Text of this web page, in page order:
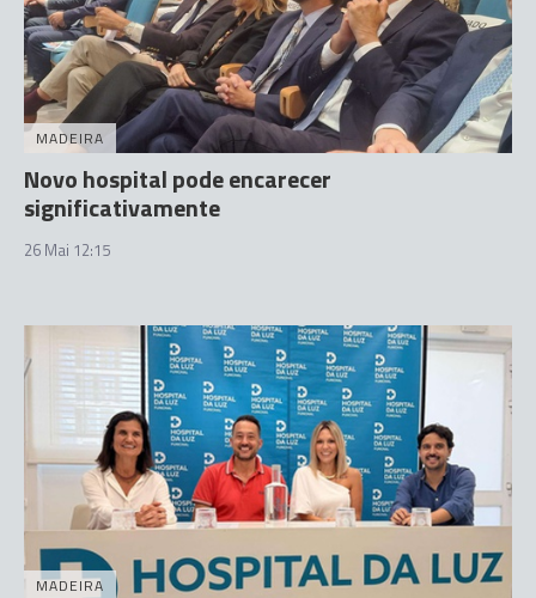
MADEIRA
Novo hospital pode encarecer
significativamente
26 Mai 12:15
MADEIRA